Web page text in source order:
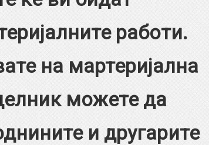
работи.
на мартеријална
можете да
и другарите